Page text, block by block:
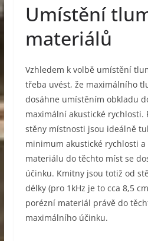
Umístění
materiálů
Vzhledem k volbě umístění
třeba uvést, že maximálního
dosáhne umístěním obkladu
maximální akustické rychlosti.
stěny místnosti jsou ideálně
minimum akustické rychlosti
materiálu do těchto míst se
účinku. Kmitny jsou totiž od
délky (pro 1kHz je to cca 8,5
porézní materiál právě do
maximálního účinku.